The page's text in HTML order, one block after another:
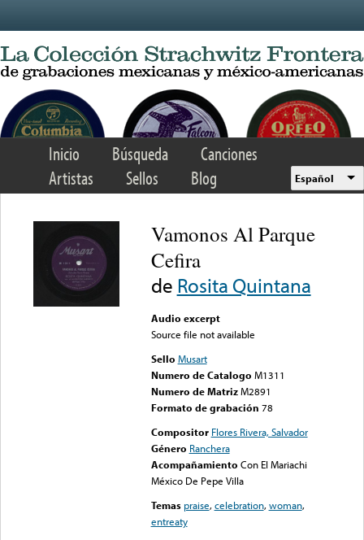
Inicio Búsqueda
Canciones
Artistas
Sellos Blog Español
Vamonos Al Parque
Cefira
de Rosita Quintana
Audio excerpt
Source file not available
Sello Musart
Numero de Catalogo M1311
Numero de Matriz M2891
Formato de grabación 78
Compositor Flores Rivera, Salvador
Género Ranchera
Acompañamiento Con El Mariachi
México De Pepe Villa
Temas praise,celebration,woman,
entreaty